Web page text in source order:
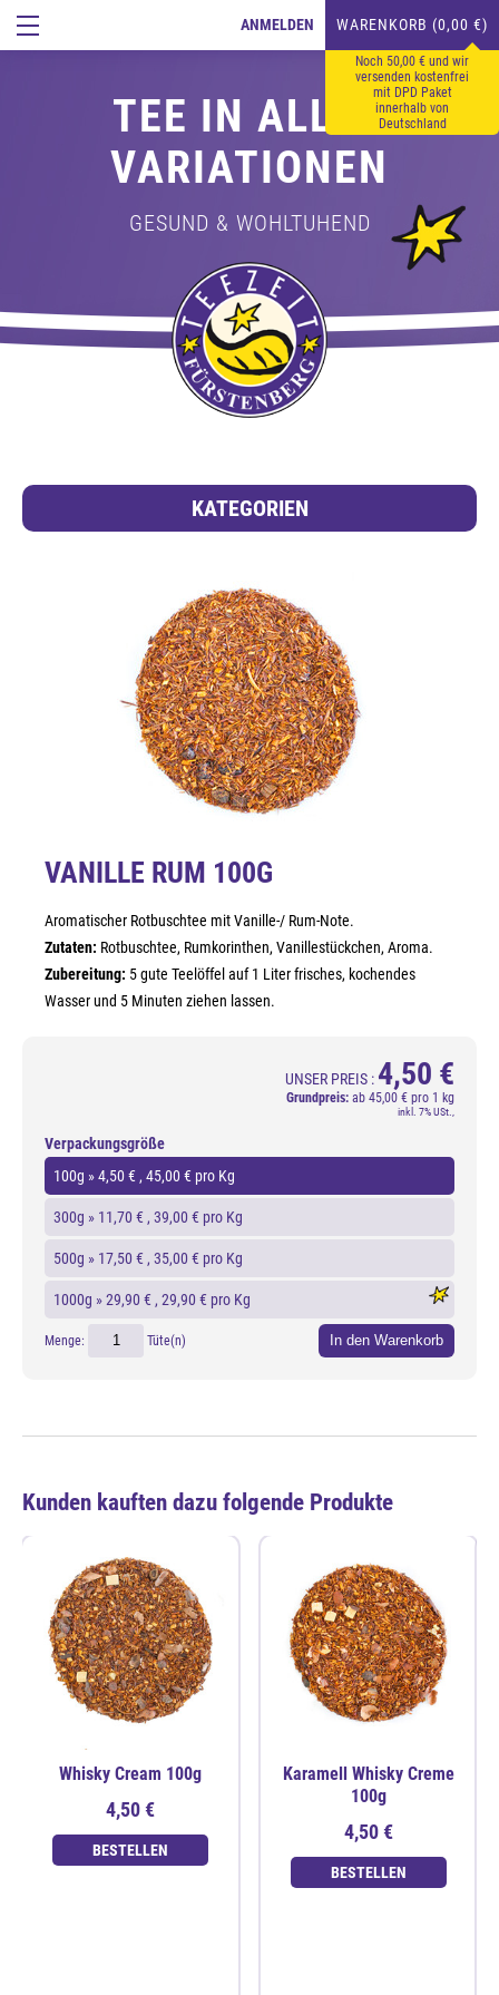
ANMELDEN WARENKORB (0,00 €)
Noch 50,00 € und wir
versenden kostenfrei
mit DPD Paket
innerhalb von
Deutschland
TEE IN ALLEN
VARIATIONEN
GESUND & WOHLTUHEND
KATEGORIEN
VANILLE RUM 100G
Aromatischer Rotbuschtee mit Vanille-/ Rum-Note.
Zutaten: Rotbuschtee, Rumkorinthen, Vanillestückchen, Aroma.
Zubereitung: 5 gute Teelöffel auf 1 Liter frisches, kochendes
Wasser und 5 Minuten ziehen lassen.
UNSER PREIS : 4,50 €
Grundpreis: ab 45,00 € pro 1 kg
inkl. 7% USt.,
Verpackungsgröße
100g »4,50 € , 45,00 € pro Kg
300g » 11,70 € , 39,00 € pro Kg
500g » 17,50 € , 35,00 € pro Kg
1000g »29,90 € , 29,90 € pro Kg
Menge: Tüte(n) In den Warenkorb
Kunden kauften dazu folgende Produkte
Whisky Cream 100g
4,50 €
BESTELLEN
Karamell Whisky Creme
100g
4,50 €
BESTELLEN